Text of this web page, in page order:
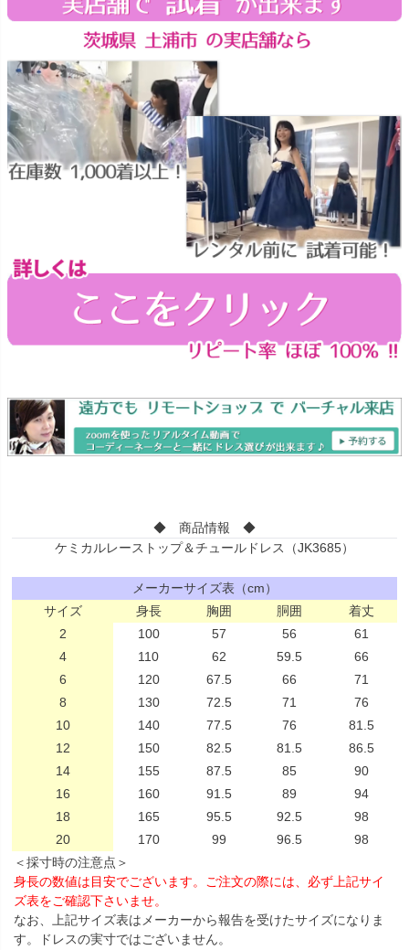
◆ 商品情報 ◆
ケミカルレーストップ＆チュールドレス（JK3685）
メーカーサイズ表（cm）
サイズ
身長 胸囲 胴囲
着丈
2
100 57 56
61
4
110 62 59.5
66
6
120 67.5 66
71
8
130 72.5 71
76
10
140 77.5 76
81.5
12
150 82.5 81.5
86.5
14
155 87.5 85
90
16
160 91.5 89
94
18
165 95.5 92.5
98
20
170 99 96.5
98
＜採寸時の注意点＞
身長の数値は目安でございます。ご注文の際には、必ず上記サイ
ズ表をご確認下さいませ。
なお、上記サイズ表はメーカーから報告を受けたサイズになりま
す。ドレスの実寸ではございません。